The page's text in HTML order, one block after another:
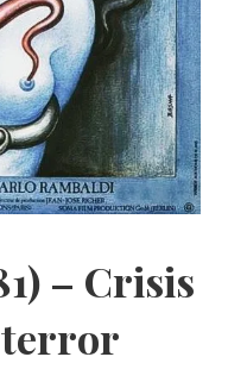
– Crisis